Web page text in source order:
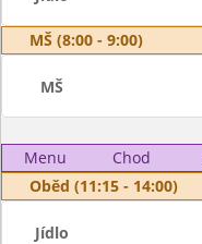
MŠ (8:00 - 9:00)
MŠ
Menu Chod
Oběd (11:15 - 14:00)
Jídlo